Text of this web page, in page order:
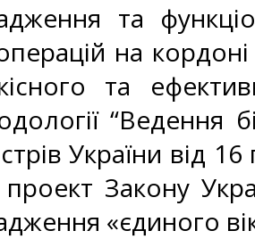
та
на
та
“Ведення
України від
Закону
«єдиного